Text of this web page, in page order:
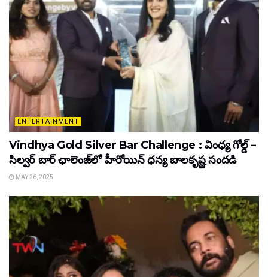
ENTERTAINMENT
Vindhya Gold Silver Bar Challenge : వింధ్య గోల్డ్ –
సిల్వర్ బార్ ఛాలెంజ్‌లో హీరోయిన్ ధ‌న్య బాల‌కృష్ణ‌ సందడి
MAY 26, 2025